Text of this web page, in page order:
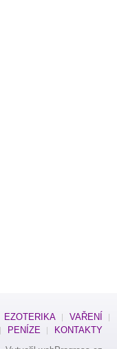
EZOTERIKA
VAŘENÍ
PENÍZE
KONTAKTY